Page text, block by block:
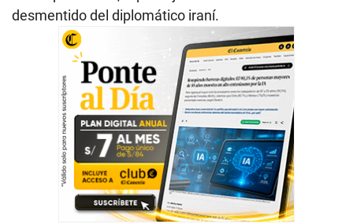
desmentido del diplomático iraní.